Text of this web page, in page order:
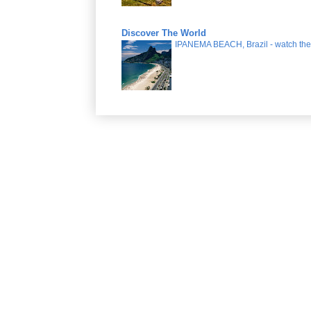
Discover The World
IPANEMA BEACH, Brazil - watch